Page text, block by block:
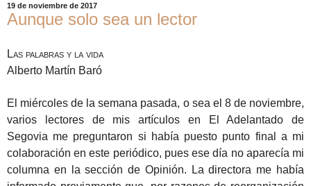
19 de noviembre de 2017
Aunque solo sea un lector
Las palabras y la vida
Alberto Martín Baró
El miércoles de la semana pasada, o sea el 8 de noviembre,
varios lectores de mis artículos en El Adelantado de
Segovia me preguntaron si había puesto punto final a mi
colaboración en este periódico, pues ese día no aparecía mi
columna en la sección de Opinión. La directora me había